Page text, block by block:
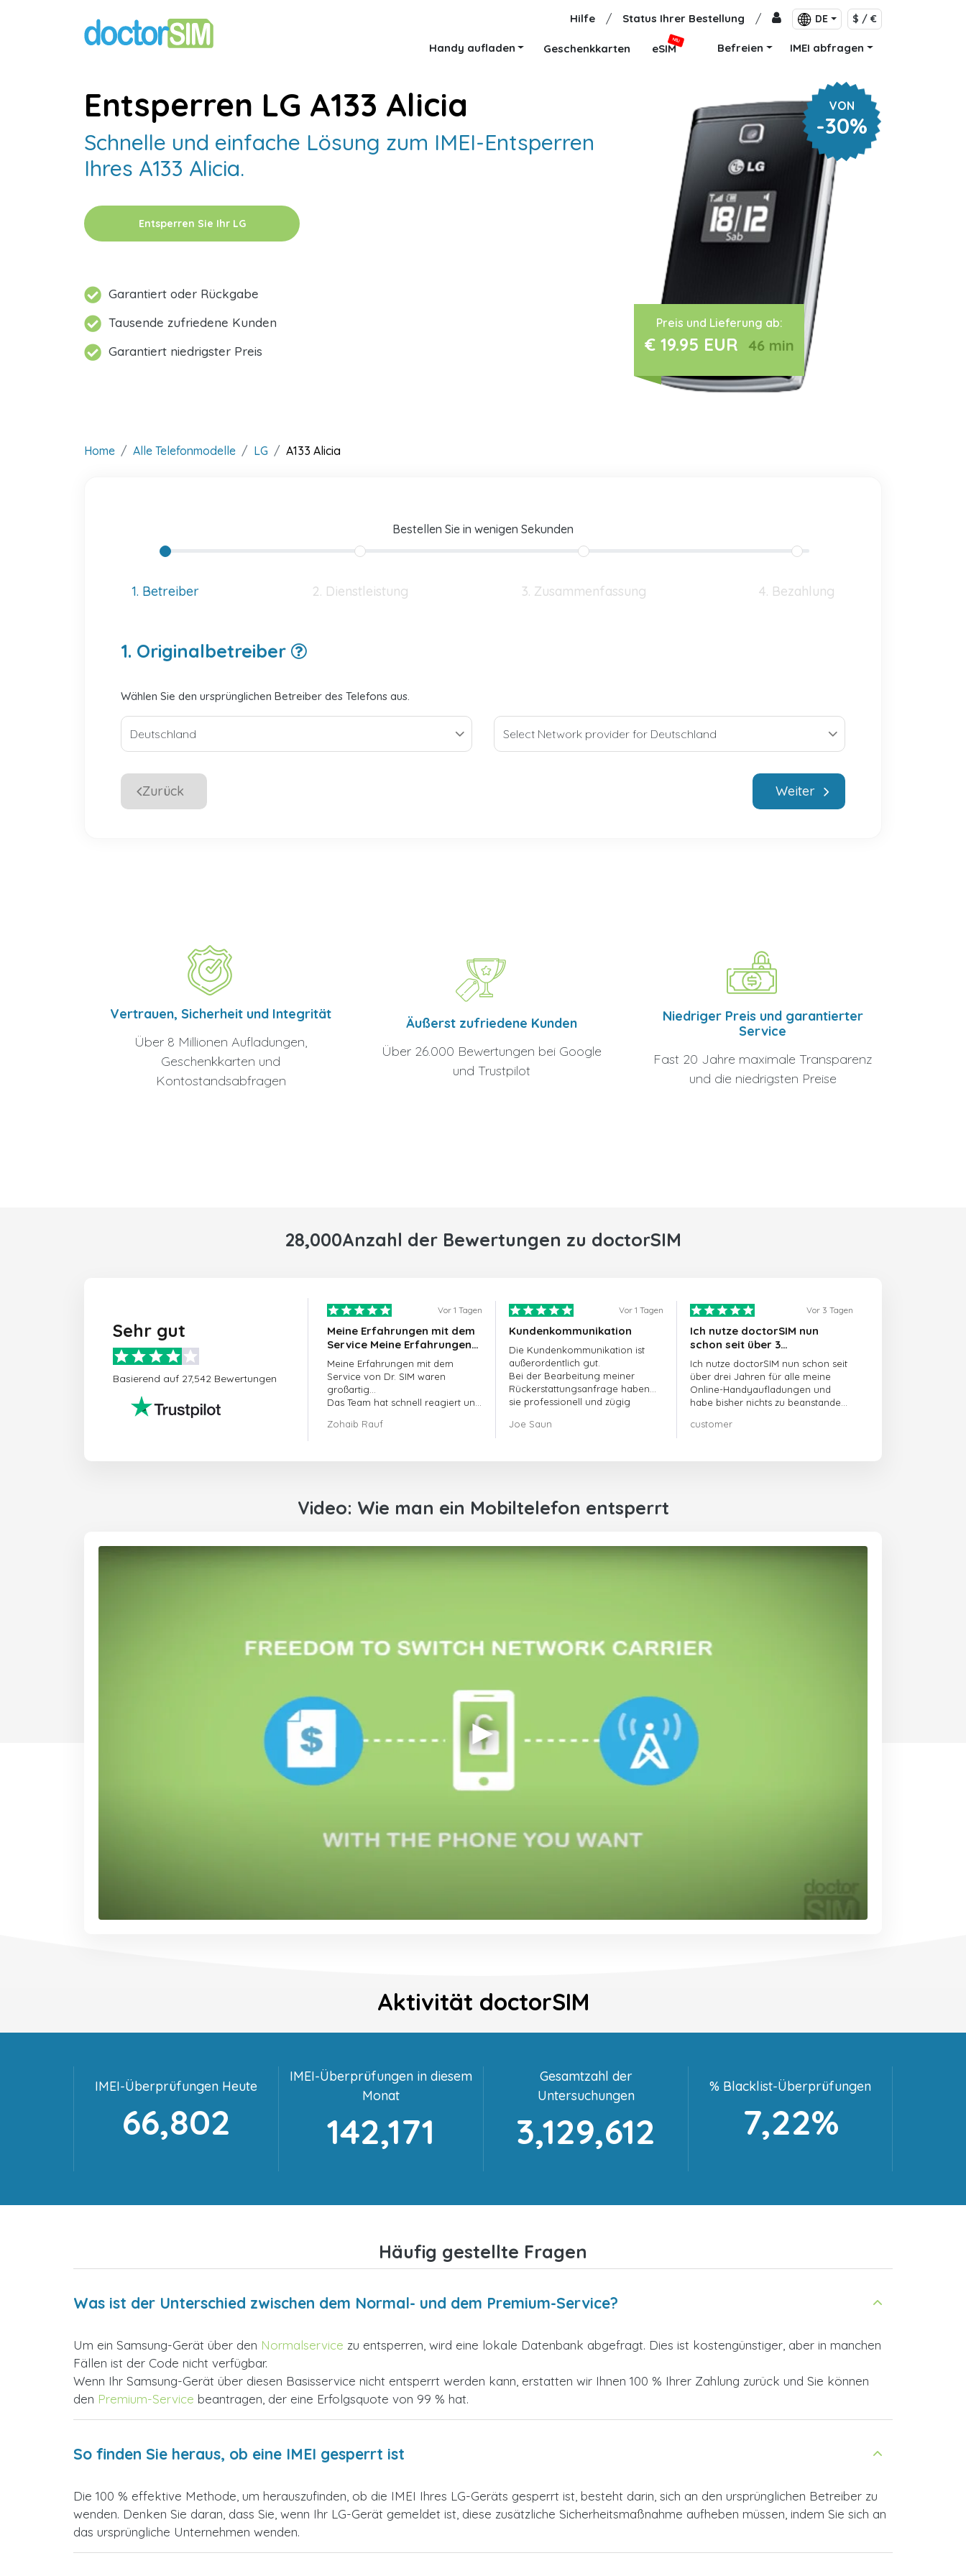
Hilfe / Status Ihrer Bestellung / DE $ / €
Handy aufladen Geschenkkarten eSIM
NEU
Befreien IMEI abfragen
VON
-30%
Preis und Lieferung ab:
€ 19.95 EUR 46 min
Entsperren LG A133 Alicia
Schnelle und einfache Lösung zum IMEI-Entsperren
Ihres A133 Alicia.
Entsperren Sie Ihr LG
Garantiert oder Rückgabe
Tausende zufriedene Kunden
Garantiert niedrigster Preis
Home Alle Telefonmodelle LG A133 Alicia
Bestellen Sie in wenigen Sekunden
1. Betreiber 2. Dienstleistung 3. Zusammenfassung 4. Bezahlung
1. Originalbetreiber
Wählen Sie den ursprünglichen Betreiber des Telefons aus.
Zurück Weiter
Vertrauen, Sicherheit und Integrität
Über 8 Millionen Aufladungen,
Geschenkkarten und
Kontostandsabfragen
Äußerst zufriedene Kunden
Über 26.000 Bewertungen bei Google
und Trustpilot
Niedriger Preis und garantierter
Service
Fast 20 Jahre maximale Transparenz
und die niedrigsten Preise
28,000Anzahl der Bewertungen zu doctorSIM
Sehr gut
Basierend auf 27,542 Bewertungen
Vor 1 Tagen
Meine Erfahrungen mit dem
Service Meine Erfahrungen
mit dem Service von
doctorSIM waren großartig.
Meine Erfahrungen mit dem
Service von Dr. SIM waren
großartig...
Das Team hat schnell reagiert und
umgehend bearbeitet.
Zohaib Rauf
Vor 1 Tagen
Kundenkommunikation
Die Kundenkommunikation ist
außerordentlich gut.
Bei der Bearbeitung meiner
Rückerstattungsanfrage haben
sie professionell und zügig
gelöst.
Joe Saun
Vor 3 Tagen
Ich nutze doctorSIM nun
schon seit über 3…
Ich nutze doctorSIM nun schon seit
über drei Jahren für alle meine
Online-Handyaufladungen und
habe bisher nichts zu beanstanden!!
customer
Video: Wie man ein Mobiltelefon entsperrt
Aktivität doctorSIM
IMEI-Überprüfungen Heute
66,802
IMEI-Überprüfungen in diesem
Monat
142,171
Gesamtzahl der
Untersuchungen
3,129,612
% Blacklist-Überprüfungen
7,22%
Häufig gestellte Fragen
Was ist der Unterschied zwischen dem Normal- und dem Premium-Service?
Um ein Samsung-Gerät über den Normalservice zu entsperren, wird eine lokale Datenbank abgefragt. Dies ist kostengünstiger, aber in manchen
Fällen ist der Code nicht verfügbar.
Wenn Ihr Samsung-Gerät über diesen Basisservice nicht entsperrt werden kann, erstatten wir Ihnen 100 % Ihrer Zahlung zurück und Sie können
den Premium-Service beantragen, der eine Erfolgsquote von 99 % hat.
So finden Sie heraus, ob eine IMEI gesperrt ist
Die 100 % effektive Methode, um herauszufinden, ob die IMEI Ihres LG-Geräts gesperrt ist, besteht darin, sich an den ursprünglichen Betreiber zu
wenden. Denken Sie daran, dass Sie, wenn Ihr LG-Gerät gemeldet ist, diese zusätzliche Sicherheitsmaßnahme aufheben müssen, indem Sie sich an
das ursprüngliche Unternehmen wenden.